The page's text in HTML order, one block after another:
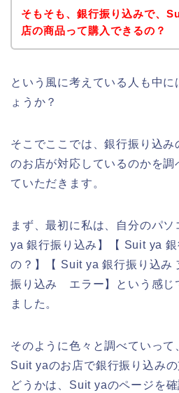
そもそも、銀行振り込みで、
店の商品って購入できるの？
という風に考えている人も中に
ょうか？
そこでここでは、銀行振り込
のお店が対応しているのかを
ていただきます。
まず、最初に私は、自分のパ
ya 銀行振り込み】【 Suit ya
の？】【 Suit ya 銀行振り込み
振り込み エラー】という感じ
ました。
そのように色々と調べていって
Suit yaのお店で銀行振り込み
どうかは、Suit yaのページを